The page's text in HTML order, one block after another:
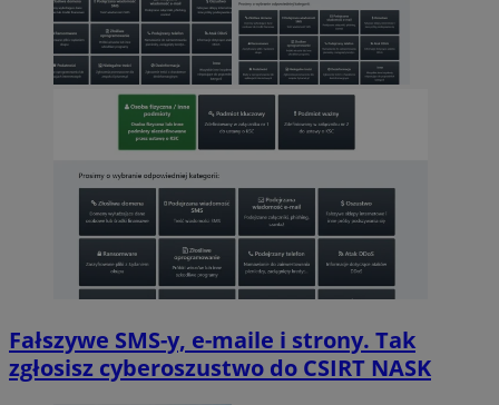
Fałszywe SMS-y, e-maile i strony. Tak
zgłosisz cyberoszustwo do CSIRT NASK